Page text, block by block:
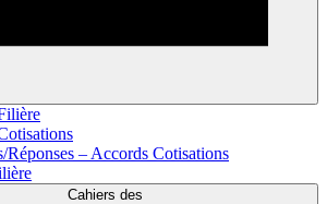
Réponses – Accords Cotisations
Cahiers des